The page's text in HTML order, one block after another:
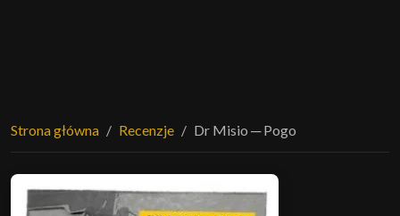
Strona główna Recenzje Dr Misio ─ Pogo